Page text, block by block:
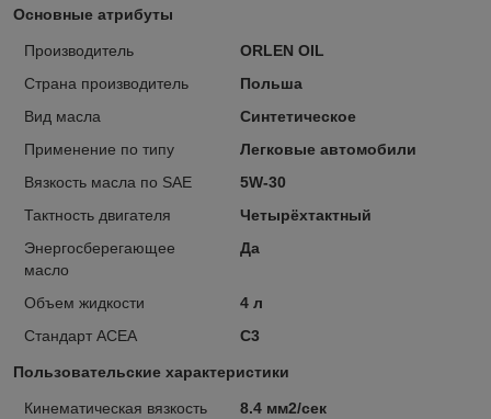
Основные атрибуты
Производитель
ORLEN OIL
Страна производитель
Польша
Вид масла
Синтетическое
Применение по типу
Легковые автомобили
Вязкость масла по SAE
5W-30
Тактность двигателя
Четырёхтактный
Энергосберегающее
масло
Да
Объем жидкости
4 л
Стандарт ACEA
C3
Пользовательские характеристики
Кинематическая вязкость
8.4 мм2/сек